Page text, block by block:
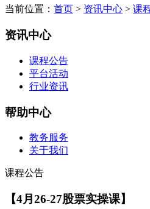
当前位置： 首页 > 资讯中心 > 课
资讯中心
课程公告
平台活动
行业资讯
帮助中心
教务服务
关于我们
课程公告
【4月26-27股票实操课】